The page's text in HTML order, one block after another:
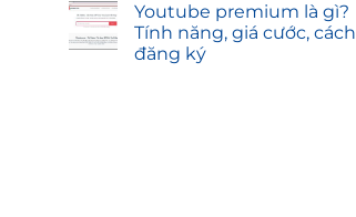
Youtube premium là gì?
Tính năng, giá cước, cách
đăng ký